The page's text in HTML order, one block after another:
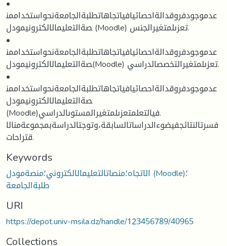
•
عدموجودفروقدالةاحصائيافياتجاهاتطلبةالجامعةنحواستخداممن
صةالتعليمالالكترونيمودل (Moodle) تعزىلمتغيرالجنس.
•
عدموجودفروقدالةاحصائيافياتجاهاتطلبةالجامعةنحواستخداممن
صةالتعليمالالكترونيمودل(Moodle) تعزىلمتغيرالتخصصالدراسي.
•
عدموجودفروقدالةاحصائيافياتجاهاتطلبةالجامعةنحواستخداممن
صةالتعليمالالكترونيمودل
(Moodle)فيالتعلمتعزىلمتغيرالمستوىالدراسي.
فسرتالنتائجفيضوءالدراساتالسابقة،وتوجتالدراسةبمجموعةمنالا
قتراحات.
Keywords
الاتجاه؛منصاتالتعليمالالكتروني؛منصةمودل (Moodle)؛
طلبةالجامعة
URI
https://depot.univ-msila.dz/handle/123456789/40965
Collections